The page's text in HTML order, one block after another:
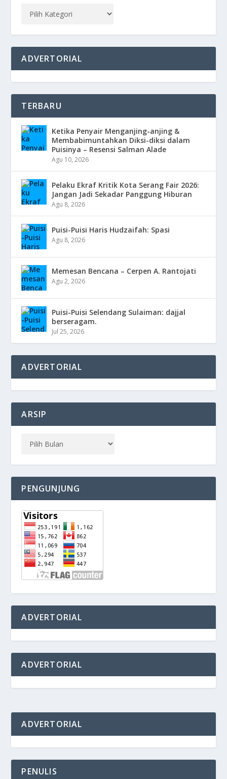
ADVERTORIAL
TERBARU
Ketika Penyair Menganjing-anjing &
Membabimuntahkan Diksi-diksi dalam
Puisinya – Resensi Salman Alade
Agu 10, 2026
Pelaku Ekraf Kritik Kota Serang Fair 2026:
Jangan Jadi Sekadar Panggung Hiburan
Agu 8, 2026
Puisi-Puisi Haris Hudzaifah: Spasi
Agu 8, 2026
Memesan Bencana – Cerpen A. Rantojati
Agu 2, 2026
Puisi-Puisi Selendang Sulaiman: dajjal
berseragam.
Jul 25, 2026
ADVERTORIAL
ARSIP
PENGUNJUNG
ADVERTORIAL
ADVERTORIAL
ADVERTORIAL
PENULIS